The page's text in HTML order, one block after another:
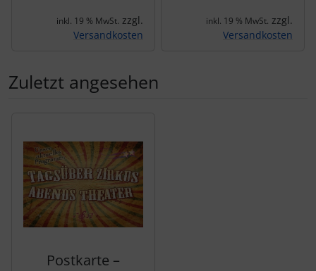
inkl. 19 % MwSt. zzgl.
Versandkosten
inkl. 19 % MwSt. zzgl.
Versandkosten
Zuletzt angesehen
Postkarte –